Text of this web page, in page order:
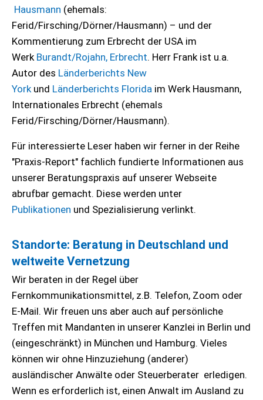
Hausmann (ehemals:
Ferid/Firsching/Dörner/Hausmann) – und der
Kommentierung zum Erbrecht der USA im
Werk Burandt/Rojahn, Erbrecht. Herr Frank ist u.a.
Autor des Länderberichts New
Yorkund Länderberichts Florida im Werk Hausmann,
Internationales Erbrecht (ehemals
Ferid/Firsching/Dörner/Hausmann).
Für interessierte Leser haben wir ferner in der Reihe
"Praxis-Report" fachlich fundierte Informationen aus
unserer Beratungspraxis auf unserer Webseite
abrufbar gemacht. Diese werden unter
Publikationen und Spezialisierung verlinkt.
Standorte: Beratung in Deutschland und
weltweite Vernetzung
Wir beraten in der Regel über
Fernkommunikationsmittel, z.B. Telefon, Zoom oder
E-Mail. Wir freuen uns aber auch auf persönliche
Treffen mit Mandanten in unserer Kanzlei in Berlin und
(eingeschränkt) in München und Hamburg. Vieles
können wir ohne Hinzuziehung (anderer)
ausländischer Anwälte oder Steuerberater erledigen.
Wenn es erforderlich ist, einen Anwalt im Ausland zu